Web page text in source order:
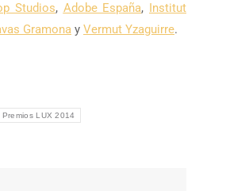
Studios, Adobe España, Institut
Gramona y Vermut Yzaguirre.
Premios LUX 2014